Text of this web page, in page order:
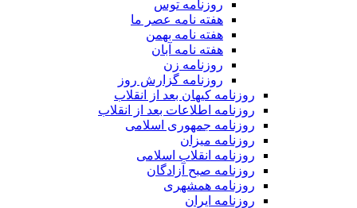
روزنامه توس
هفته نامه عصر ما
هفته نامه بهمن
هفته نامه آبان
روزنامه زن
روزنامه گزارش روز
روزنامه کیهان بعد از انقلاب
روزنامه اطلاعات بعد از انقلاب
روزنامه جمهوری اسلامی
روزنامه میزان
روزنامه انقلاب اسلامی
روزنامه صبح آزادگان
روزنامه همشهری
روزنامه ایران